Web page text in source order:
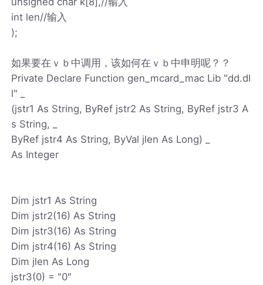
int len//输入
);
如果要在ｖｂ中调用，该如何在ｖｂ中申明呢？？
Private Declare Function gen_mcard_mac Lib "dd.dl
l" _
(jstr1 As String, ByRef jstr2 As String, ByRef jstr3 A
s String, _
ByRef jstr4 As String, ByVal jlen As Long) _
As Integer
Dim jstr1 As String
Dim jstr2(16) As String
Dim jstr3(16) As String
Dim jstr4(16) As String
Dim jlen As Long
jstr3(0) = "0"